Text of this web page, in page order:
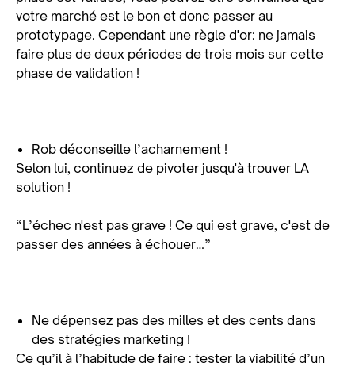
votre marché est le bon et donc passer au
prototypage. Cependant une règle d'or: ne jamais
faire plus de deux périodes de trois mois sur cette
phase de validation !
Rob déconseille l’acharnement !
Selon lui, continuez de pivoter jusqu'à trouver LA
solution !
“L’échec n'est pas grave ! Ce qui est grave, c'est de
passer des années à échouer…”
Ne dépensez pas des milles et des cents dans
des stratégies marketing !
Ce qu’il à l’habitude de faire : tester la viabilité d’un